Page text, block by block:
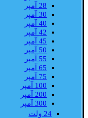
28 آمپر
30 آمپر
40 آمپر
42 آمپر
45 آمپر
50 آمپر
55 آمپر
65 آمپر
75 آمپر
100 آمپر
200 آمپر
300 آمپر
24 ولت